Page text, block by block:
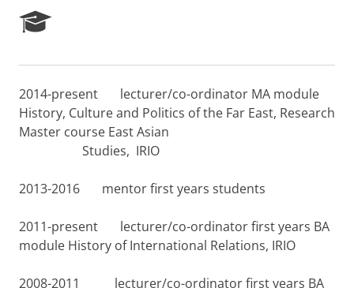
e
r
c
h
t
l
2014-present lecturer/co-ordinator MA module
History, Culture and Politics of the Far East, Research
Master course East Asian
Studies, IRIO
2013-2016 mentor first years students
2011-present lecturer/co-ordinator first years BA
module History of International Relations, IRIO
2008-2011 lecturer/co-ordinator first years BA